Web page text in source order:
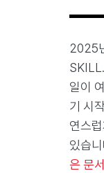
2025
일이
기 시
연스
있습
은 문